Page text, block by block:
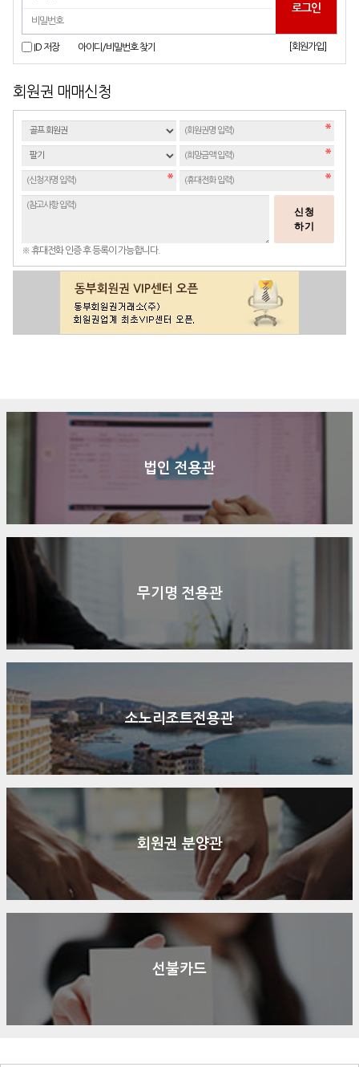
ID 저장 아이디/비밀번호 찾기 [회원가입]
회원권 매매신청
신청
하기
※ 휴대전화 인증 후 등록이 가능합니다.
구매문의 상담신청
법인 전용관
무기명 전용관
소노리조트전용관
회원권 분양관
선불카드